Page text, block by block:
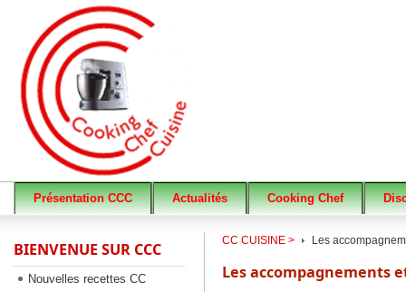
Présentation CCC Actualités Cooking Chef
CC CUISINE > Les
Les accompagnements
BIENVENUE SUR CCC
Nouvelles recettes CC